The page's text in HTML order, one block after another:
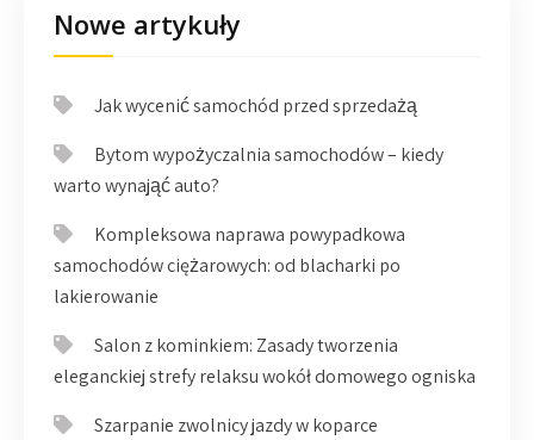
Nowe artykuły
Jak wycenić samochód przed sprzedażą
Bytom wypożyczalnia samochodów – kiedy
warto wynająć auto?
Kompleksowa naprawa powypadkowa
samochodów ciężarowych: od blacharki po
lakierowanie
Salon z kominkiem: Zasady tworzenia
eleganckiej strefy relaksu wokół domowego ogniska
Szarpanie zwolnicy jazdy w koparce